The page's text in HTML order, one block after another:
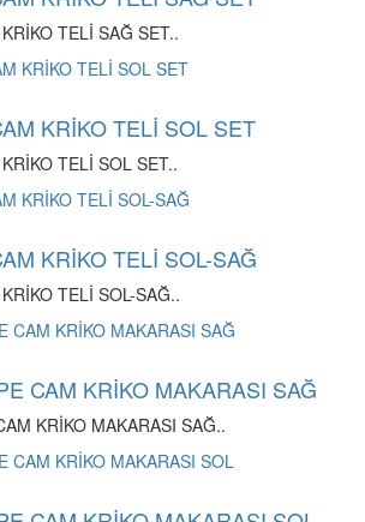
TELİ SAĞ SET..
KRİKO TELİ SOL SET
TELİ SOL SET..
KRİKO TELİ SOL-SAĞ
TELİ SOL-SAĞ..
CAM KRİKO MAKARASI SAĞ
KRİKO MAKARASI SAĞ..